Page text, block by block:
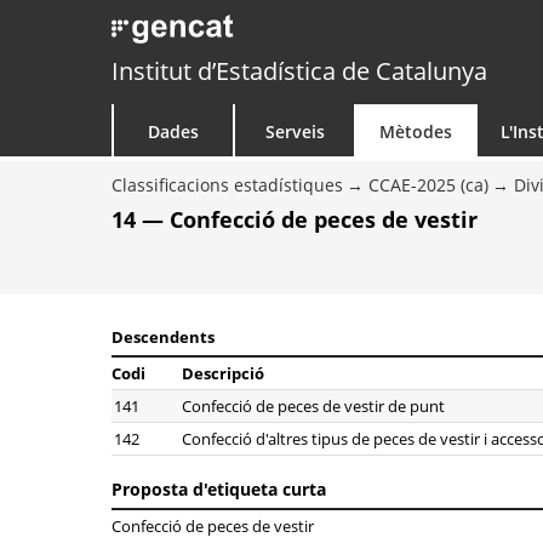
Institut d’Estadística de Catalunya
Dades Serveis Mètodes
Classificacions estadístiques CCAE-2025 (ca)
14 — Confecció de peces de vestir
Descendents
Codi
Descripció
141
Confecció de peces de vestir de punt
142
Confecció d'altres tipus de peces de vestir i
Proposta d'etiqueta curta
Confecció de peces de vestir